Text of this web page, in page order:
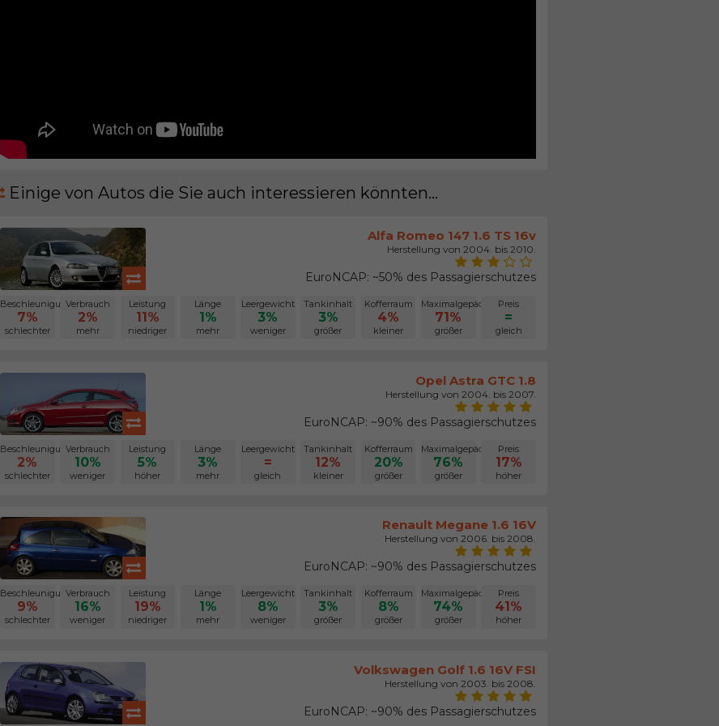
Einige von Autos die Sie auch interessieren könnten...
Alfa Romeo 147 1.6 TS 16v
Herstellung von 2004. bis 2010.
EuroNCAP: ~50% des Passagierschutzes
Beschleunigung
7%
schlechter
Verbrauch
2%
mehr
Leistung
11%
niedriger
Länge
1%
mehr
Leergewicht
3%
weniger
Tankinhalt
3%
größer
Kofferraum
4%
kleiner
Maximalgepäck
71%
größer
Preis
=
gleich
Opel Astra GTC 1.8
Herstellung von 2004. bis 2007.
EuroNCAP: ~90% des Passagierschutzes
Beschleunigung
2%
schlechter
Verbrauch
10%
weniger
Leistung
5%
höher
Länge
3%
mehr
Leergewicht
=
gleich
Tankinhalt
12%
kleiner
Kofferraum
20%
größer
Maximalgepäck
76%
größer
Preis
17%
höher
Renault Megane 1.6 16V
Herstellung von 2006. bis 2008.
EuroNCAP: ~90% des Passagierschutzes
Beschleunigung
9%
schlechter
Verbrauch
16%
weniger
Leistung
19%
niedriger
Länge
1%
mehr
Leergewicht
8%
weniger
Tankinhalt
3%
größer
Kofferraum
8%
größer
Maximalgepäck
74%
größer
Preis
41%
höher
Volkswagen Golf 1.6 16V FSI
Herstellung von 2003. bis 2008.
EuroNCAP: ~90% des Passagierschutzes